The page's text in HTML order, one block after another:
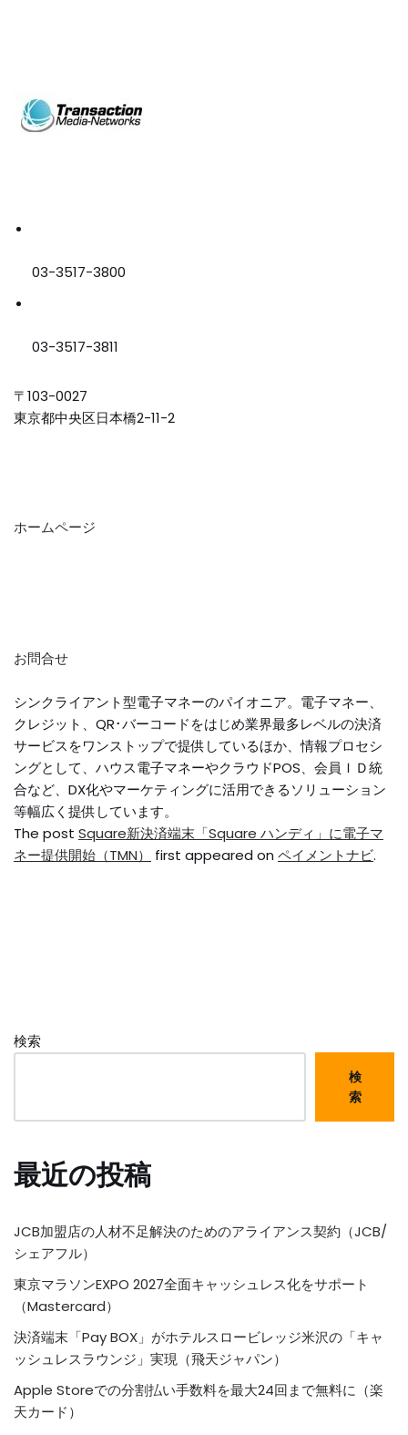
03-3517-3800
03-3517-3811
〒103-0027
東京都中央区日本橋2-11-2
ホームページ
お問合せ
シンクライアント型電子マネーのパイオニア。電子マネー、
クレジット、QR･バーコードをはじめ業界最多レベルの決済
サービスをワンストップで提供しているほか、情報プロセシ
ングとして、ハウス電子マネーやクラウドPOS、会員ＩＤ統
合など、DX化やマーケティングに活用できるソリューション
等幅広く提供しています。
The post Square新決済端末「Square ハンディ」に電子マ
ネー提供開始（TMN）
first appeared on ペイメントナビ.
検索
検
索
最近の投稿
JCB加盟店の人材不足解決のためのアライアンス契約（JCB/
シェアフル）
東京マラソンEXPO 2027全面キャッシュレス化をサポート
（Mastercard）
決済端末「Pay BOX」がホテルスロービレッジ米沢の「キャ
ッシュレスラウンジ」実現（飛天ジャパン）
Apple Storeでの分割払い手数料を最大24回まで無料に（楽
天カード）